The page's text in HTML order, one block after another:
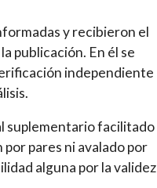
y recibieron el
publicación. En él se
independiente
suplementario facilitado
pares ni avalado por
alguna por la validez